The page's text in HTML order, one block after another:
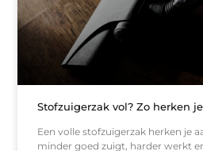
Stofzuigerzak vol? Zo herken
Een volle stofzuigerzak herken je
minder goed zuigt, harder werkt